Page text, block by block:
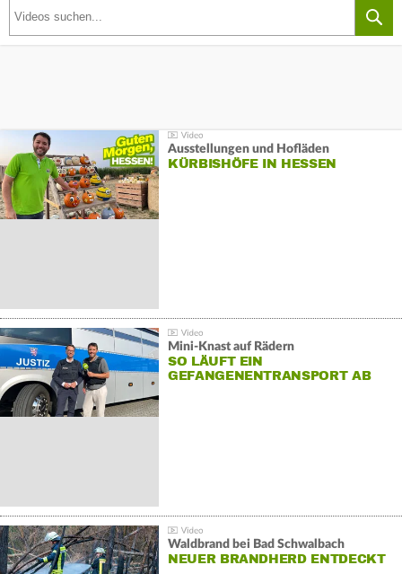
Ausstellungen und Hofläden
KÜRBISHÖFE IN HESSEN
Mini-Knast auf Rädern
SO LÄUFT EIN
GEFANGENENTRANSPORT AB
Waldbrand bei Bad Schwalbach
NEUER BRANDHERD ENTDECKT